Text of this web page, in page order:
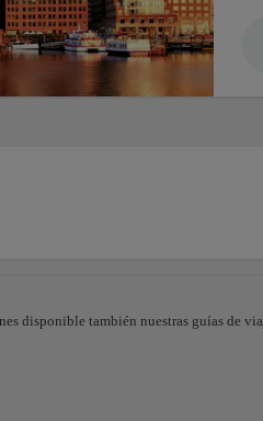
disponible también nuestras guías de